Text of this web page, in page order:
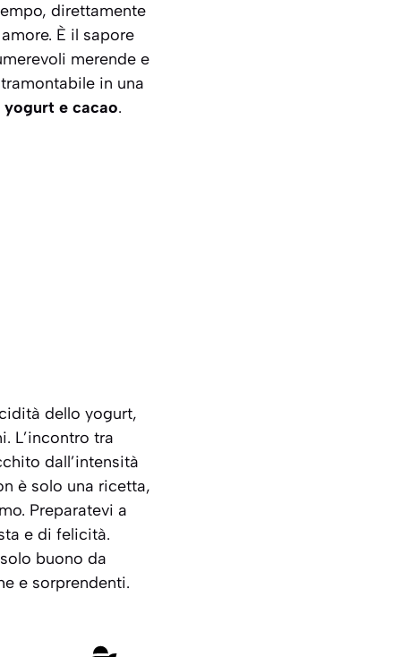
direttamente
È il sapore
merende e
in una
yogurt e cacao.
dello yogurt,
L’incontro tra
dall’intensità
è solo una ricetta,
Preparatevi a
e di felicità.
buono da
e sorprendenti.